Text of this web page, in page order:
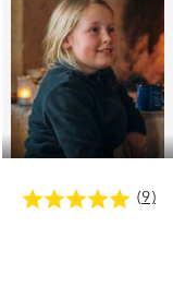
OUTLET
(9)